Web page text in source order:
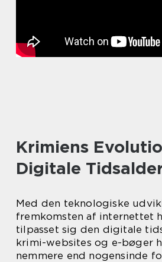
Krimiens
Digitale
Med den teknologiske
fremkomsten af internettet
tilpasset sig den digitale
krimi-websites og e-bøger
nemmere end nogensinde